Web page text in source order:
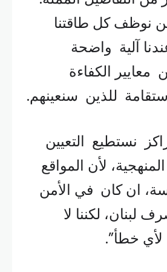
نوظف كل طاقتنا
آلية واضحة
الكفاءة
للذين سنعينهم.
نستطيع التعيين
لأن المواقع
ان كان في الأمن
لبنان، لكننا لا
لأي خطأ”.